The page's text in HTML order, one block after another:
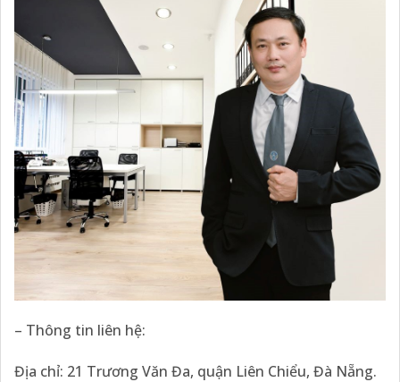
– Thông tin liên hệ:
Địa chỉ: 21 Trương Văn Đa, quận Liên Chiểu, Đà Nẵng.